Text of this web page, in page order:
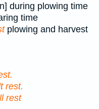
during plowing time
time
plowing and harvest
rest.
rest